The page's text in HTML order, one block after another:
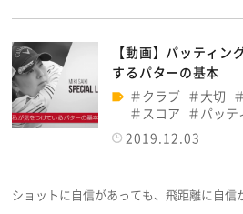
【動画】パッティン
するパターの基本
クラブ
大切
スコア
パッテ
2019.12.03
ショットに自信があっても、飛距離に自